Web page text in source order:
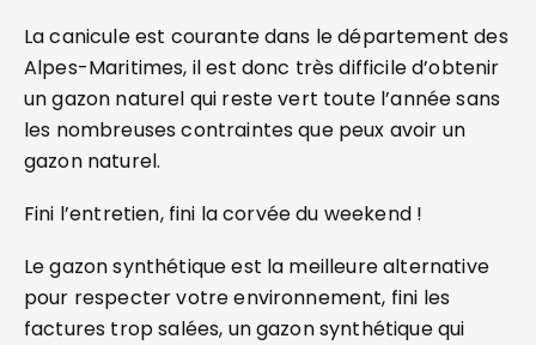
La canicule est courante dans le département des
Alpes-Maritimes, il est donc très difficile d’obtenir
un gazon naturel qui reste vert toute l’année sans
les nombreuses contraintes que peux avoir un
gazon naturel.
Fini l’entretien, fini la corvée du weekend !
Le gazon synthétique est la meilleure alternative
pour respecter votre environnement, fini les
factures trop salées, un gazon synthétique qui